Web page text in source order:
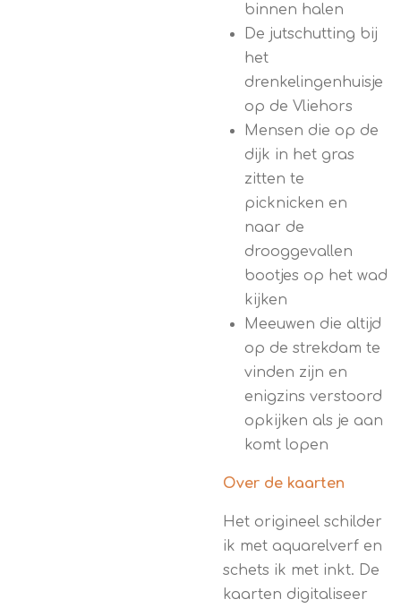
binnen halen
De jutschutting bij
het
drenkelingenhuisje
op de Vliehors
Mensen die op de
dijk in het gras
zitten te
picknicken en
naar de
drooggevallen
bootjes op het wad
kijken
Meeuwen die altijd
op de strekdam te
vinden zijn en
enigzins verstoord
opkijken als je aan
komt lopen
Over de kaarten
Het origineel schilder
ik met aquarelverf en
schets ik met inkt. De
kaarten digitaliseer